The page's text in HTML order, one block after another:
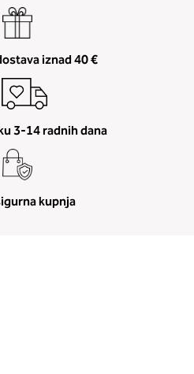
iznad 40 €
3-14 radnih dana
kupnja